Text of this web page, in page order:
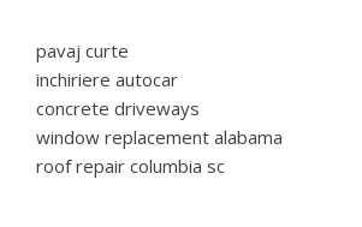
pavaj curte
inchiriere autocar
concrete driveways
window replacement alabama
roof repair columbia sc